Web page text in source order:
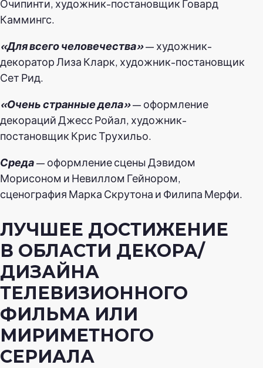
Очипинти, художник-постановщик Говард
Каммингс.
«Для всего человечества»— художник-
декоратор Лиза Кларк, художник-постановщик
Сет Рид.
«Очень странные дела»— оформление
декораций Джесс Ройал, художник-
постановщик Крис Трухильо.
Среда— оформление сцены Дэвидом
Морисоном и Невиллом Гейнором,
сценография Марка Скрутона и Филипа Мерфи.
ЛУЧШЕЕ ДОСТИЖЕНИЕ
В ОБЛАСТИ ДЕКОРА/
ДИЗАЙНА
ТЕЛЕВИЗИОННОГО
ФИЛЬМА ИЛИ
МИРИМЕТНОГО
СЕРИАЛА